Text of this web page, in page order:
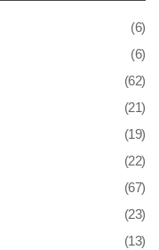
(6)
(6)
(62)
(21)
(19)
(22)
(67)
(23)
(13)